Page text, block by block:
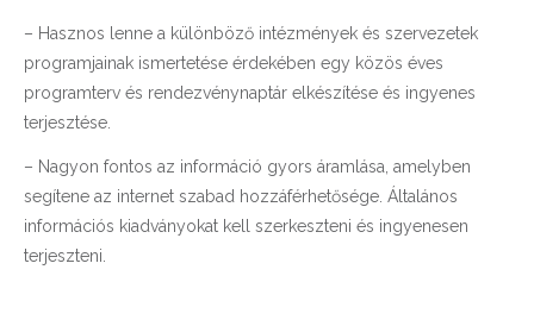
– Hasznos lenne a különböző intézmények és szervezetek
programjainak ismertetése érdekében egy közös éves
programterv és rendezvénynaptár elkészítése és ingyenes
terjesztése.
– Nagyon fontos az információ gyors áramlása, amelyben
segítene az internet szabad hozzáférhetősége. Általános
információs kiadványokat kell szerkeszteni és ingyenesen
terjeszteni.